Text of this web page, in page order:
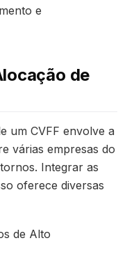
e
de
um CVFF envolve a
várias empresas do
Integrar as
oferece diversas
de Alto